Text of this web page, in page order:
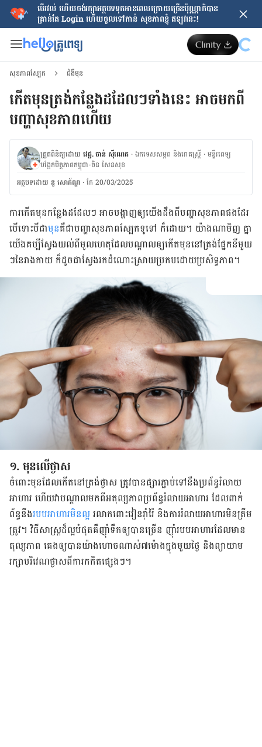
បើរវល់ ហើយចង់​រក្សាអត្ថបទទុកអានពេលក្រោយ​ច្រើនប៉ុណ្ណាក៏បាន
គ្រាន់តែ​ Login ហើយចូលទៅកាន់ សុខភាពខ្ញុំ ឥឡូវនេះ!
សុខភាពស្បែក ជំងឺមុន
កើត​មុនត្រង់កន្លែងដដែលៗទាំងនេះ អាច​មកពី
បញ្ហា​សុខភាពហើយ​​​​​​​​​​​​​​​​​​​​​​​​​​​​​​​​​​​​​​​​​​​​​​​​​​​​​​​​​​​​​​​​​​​​​​​
ត្រួតពិនិត្យដោយ វេជ្ជ. ចាន់ ស៊ីណេត ·ឯកទេសសម្ភព និងរោគស្ត្រី ·ម​ន្ទីរពេទ្យ
បង្អែកមិត្តភាពកម្ពុជា-ចិន សែនសុខ
អត្ថបទ​ដោយ នូ សោភ័ណ្ឌ ·កែ 20/03/2025
ការកើត​មុន​កន្លែង​ដដែល​ៗ អាច​បង្ហាញ​ឲ្យ​​យើង​ដឹង​ពី​បញ្ហា​សុខភាព​​ផង​ដែរ
បើទោះ​បី​ជា​មុន​គឺ​ជា​បញ្ហា​សុខភាព​ស្បែក​ទូទៅ​ ក៏ដោយ។ យ៉ាង​ណា​មិញ​ គ្នា​
យើង​​​​​គប្បី​ស្វែង​យល់​ពី​​មូលហេតុ​ដែល​​បណ្ដាល​ឲ្យ​កើត​មុន​នៅ​ត្រង់​ផ្នែក​នីមួយ​
ៗ​នៃ​រាងកាយ​ ក៏​ដូចជា​​​ស្វែង​រក​ដំណោះស្រាយ​​ប្រកប​ដោយ​ប្រសិទ្ធភាព​។
១. ​មុន​​លើ​ថ្ងាស
ចំពោះ​មុន​ដែល​កើត​នៅ​ត្រង់​ថ្ងាស ​ត្រូវ​បាន​ផ្សារ​ភ្ជាប់​ទៅ​នឹង​ប្រព័ន្ធ​រំលាយ​
អាហារ​ ហើយ​វា​បណ្ដាល​មក​ពី​អតុល្យភាព​ប្រព័ន្ធ​រំលាយ​អាហារ​ ដែល​ពាក់
ព័ន្ធ​នឹង​​របប​អាហារ​មិន​ល្អ​ ​រលាក​ពោះវៀន​រ៉ាំរ៉ៃ​ និង​ការ​រំលាយ​អាហារ​មិន​ត្រឹម
ត្រូវ​។ វិធីសាស្ត្រ​ដ៏​ល្អ​បំផុត​គឺ​​ញ៉ាំ​ទឹក​ឲ្យ​បាន​ច្រើន​ ញ៉ាំ​​របប​អាហារ​ដែល​មាន​
តុល្យភាព​ គេង​ឲ្យ​បាន​យ៉ាង​ហោច​ណាស់​៧​ម៉ោង​ក្នុង​មួយ​ថ្ងៃ និង​ព្យាយាម​
រក្សា​បរិវេណ​ថ្ងាស​ពី​ការ​កកិត​ផ្សេង​ៗ​។